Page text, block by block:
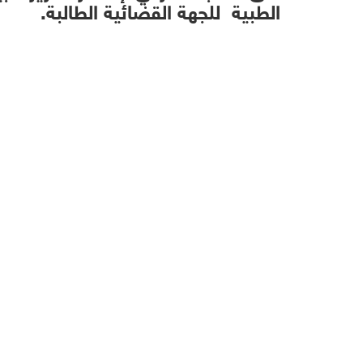
الطبية للجهة القضائية الطالبة.